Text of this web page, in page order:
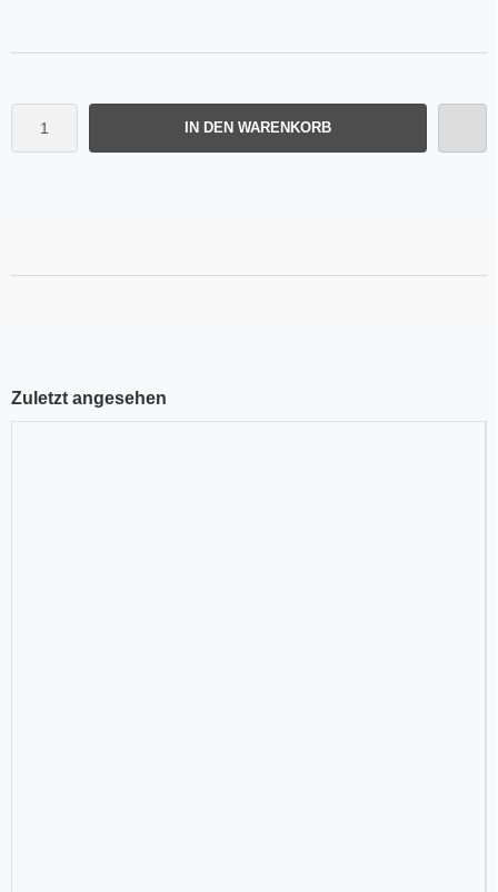
IN DEN WARENKORB
Zuletzt angesehen